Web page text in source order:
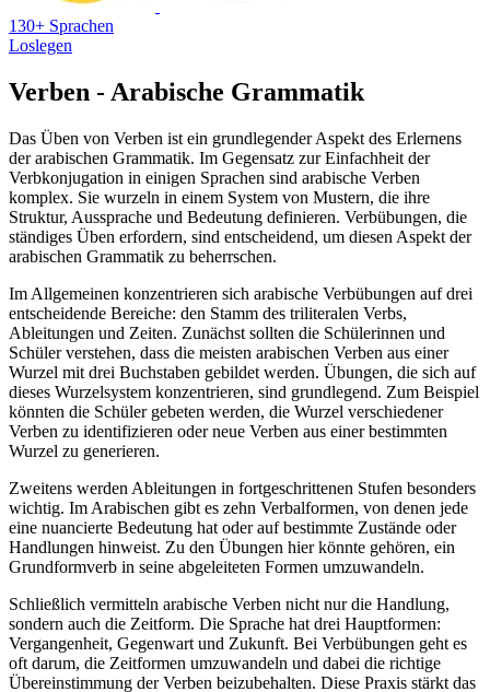
130+ Sprachen
Loslegen
Verben - Arabische Grammatik
Das Üben von Verben ist ein grundlegender Aspekt des Erlernens
der arabischen Grammatik. Im Gegensatz zur Einfachheit der
Verbkonjugation in einigen Sprachen sind arabische Verben
komplex. Sie wurzeln in einem System von Mustern, die ihre
Struktur, Aussprache und Bedeutung definieren. Verbübungen, die
ständiges Üben erfordern, sind entscheidend, um diesen Aspekt der
arabischen Grammatik zu beherrschen.
Im Allgemeinen konzentrieren sich arabische Verbübungen auf drei
entscheidende Bereiche: den Stamm des triliteralen Verbs,
Ableitungen und Zeiten. Zunächst sollten die Schülerinnen und
Schüler verstehen, dass die meisten arabischen Verben aus einer
Wurzel mit drei Buchstaben gebildet werden. Übungen, die sich auf
dieses Wurzelsystem konzentrieren, sind grundlegend. Zum Beispiel
könnten die Schüler gebeten werden, die Wurzel verschiedener
Verben zu identifizieren oder neue Verben aus einer bestimmten
Wurzel zu generieren.
Zweitens werden Ableitungen in fortgeschrittenen Stufen besonders
wichtig. Im Arabischen gibt es zehn Verbalformen, von denen jede
eine nuancierte Bedeutung hat oder auf bestimmte Zustände oder
Handlungen hinweist. Zu den Übungen hier könnte gehören, ein
Grundformverb in seine abgeleiteten Formen umzuwandeln.
Schließlich vermitteln arabische Verben nicht nur die Handlung,
sondern auch die Zeitform. Die Sprache hat drei Hauptformen:
Vergangenheit, Gegenwart und Zukunft. Bei Verbübungen geht es
oft darum, die Zeitformen umzuwandeln und dabei die richtige
Übereinstimmung der Verben beizubehalten. Diese Praxis stärkt das